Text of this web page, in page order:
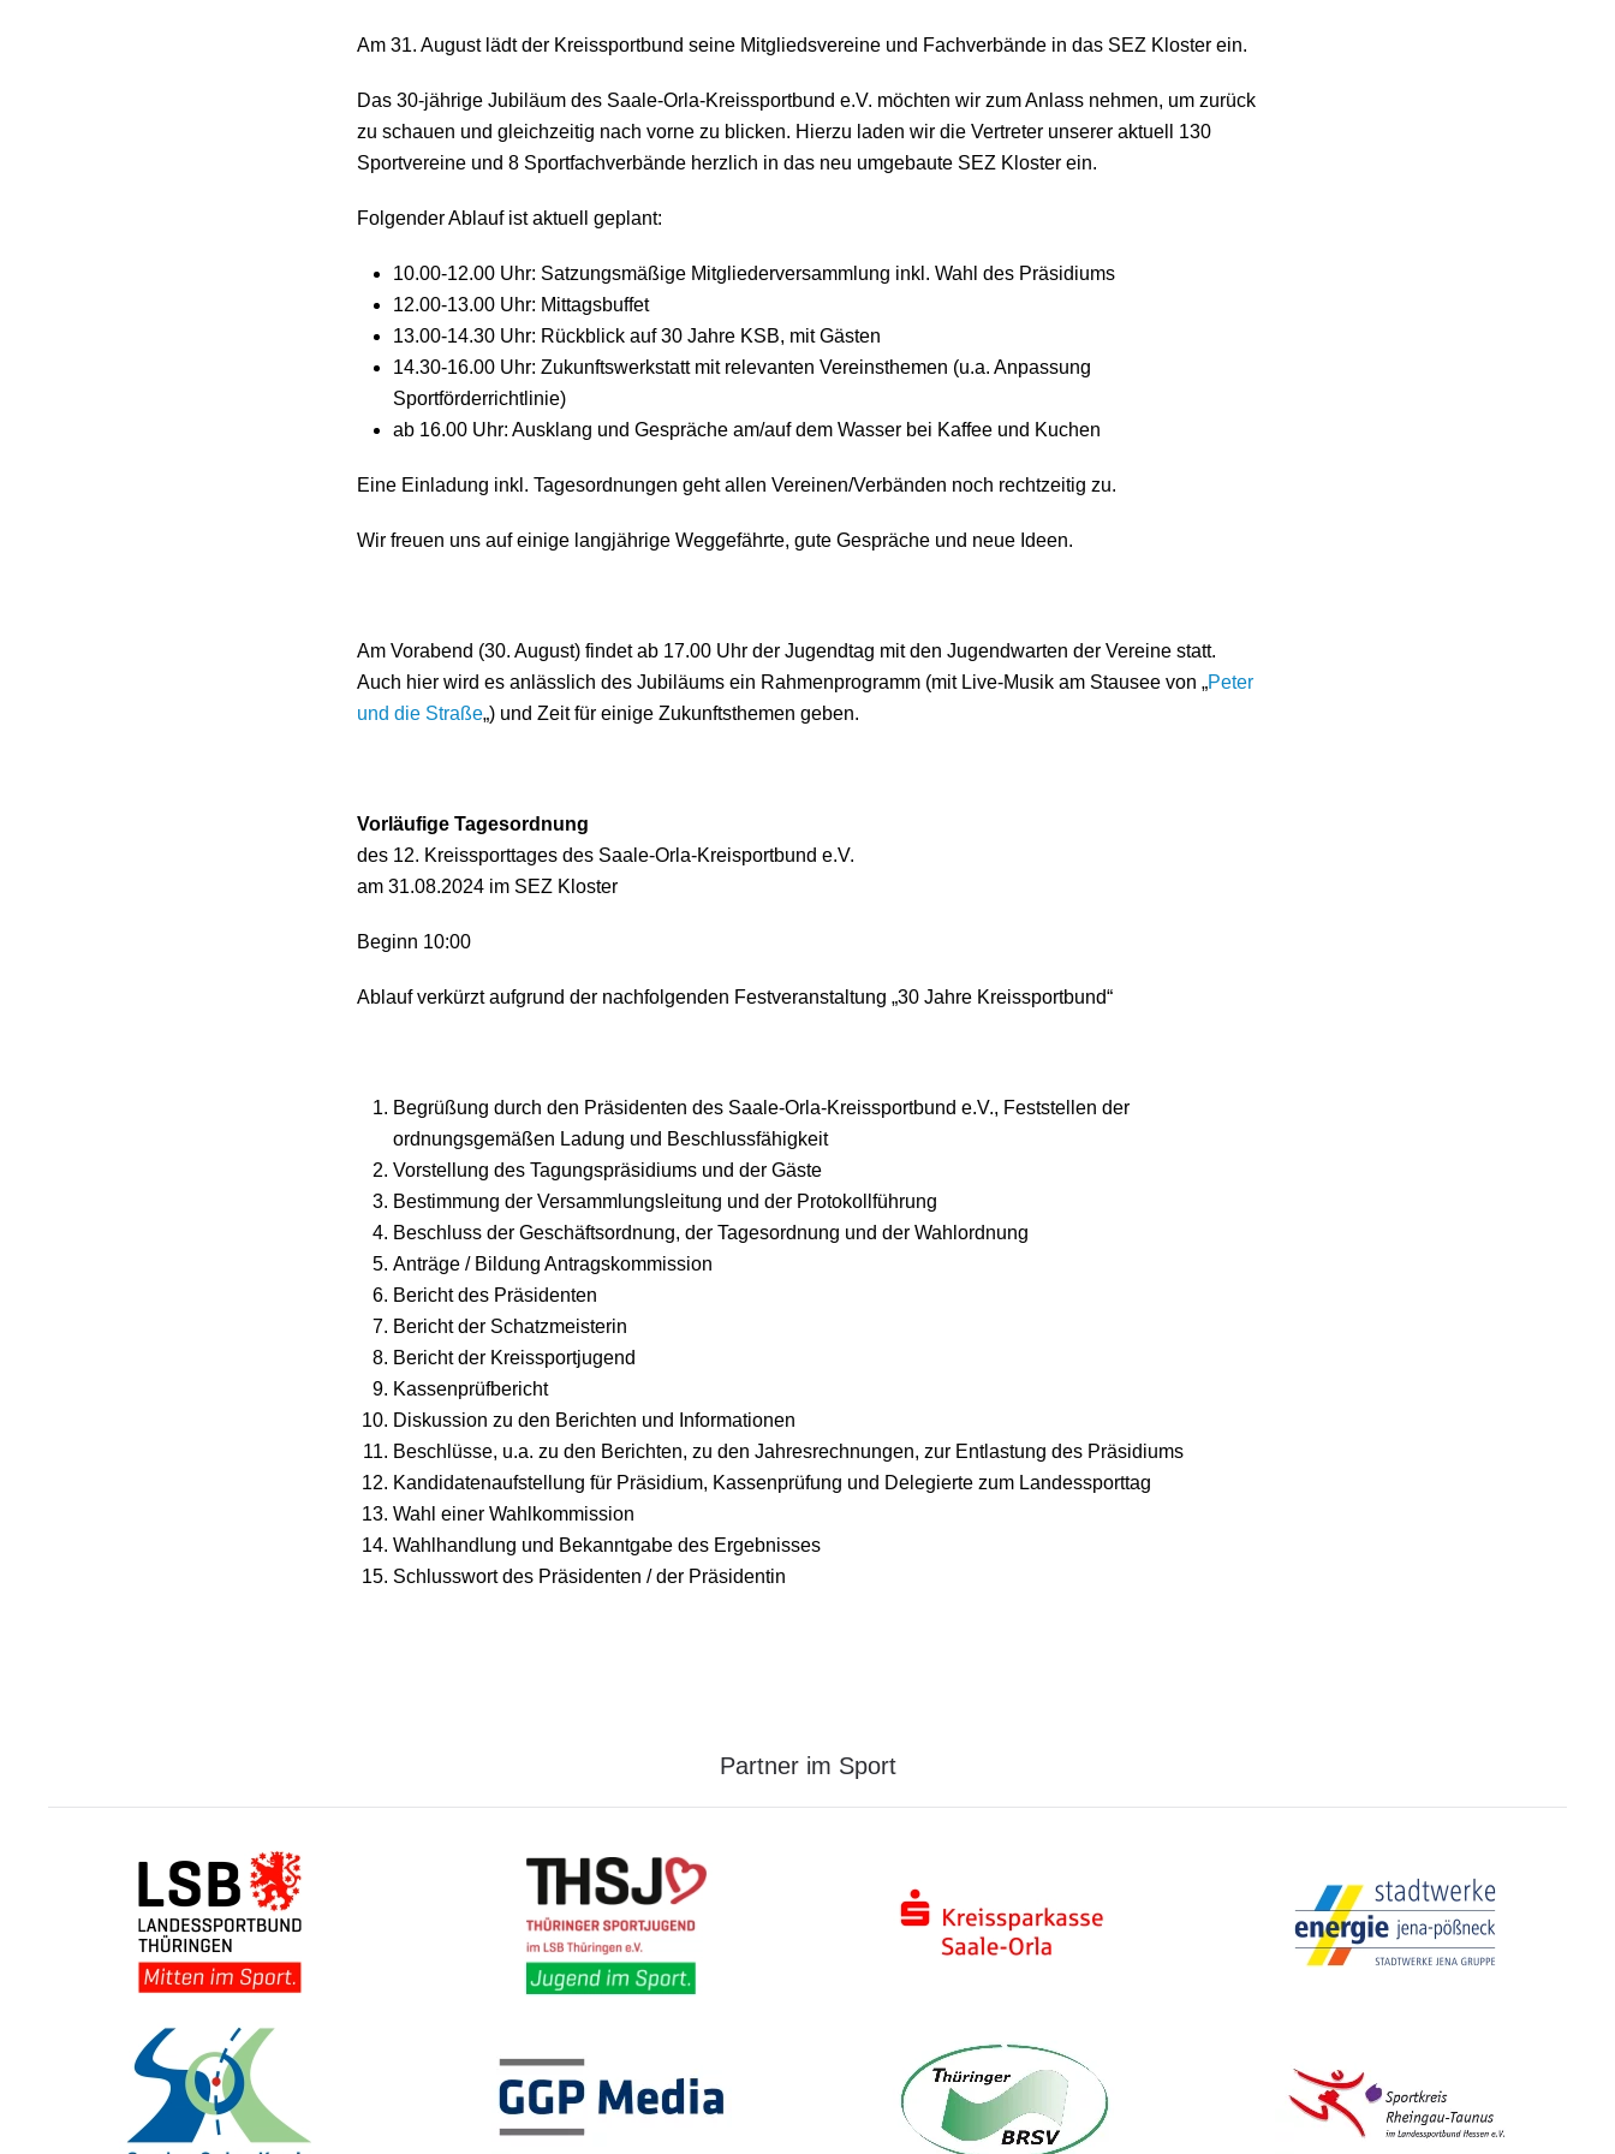
Am 31. August lädt der Kreissportbund seine Mitgliedsvereine und Fachverbände in das SEZ Kloster ein.
Das 30-jährige Jubiläum des Saale-Orla-Kreissportbund e.V. möchten wir zum Anlass nehmen, um zurück
zu schauen und gleichzeitig nach vorne zu blicken. Hierzu laden wir die Vertreter unserer aktuell 130
Sportvereine und 8 Sportfachverbände herzlich in das neu umgebaute SEZ Kloster ein.
Folgender Ablauf ist aktuell geplant:
10.00-12.00 Uhr: Satzungsmäßige Mitgliederversammlung inkl. Wahl des Präsidiums
12.00-13.00 Uhr: Mittagsbuffet
13.00-14.30 Uhr: Rückblick auf 30 Jahre KSB, mit Gästen
14.30-16.00 Uhr: Zukunftswerkstatt mit relevanten Vereinsthemen (u.a. Anpassung
Sportförderrichtlinie)
ab 16.00 Uhr: Ausklang und Gespräche am/auf dem Wasser bei Kaffee und Kuchen
Eine Einladung inkl. Tagesordnungen geht allen Vereinen/Verbänden noch rechtzeitig zu.
Wir freuen uns auf einige langjährige Weggefährte, gute Gespräche und neue Ideen.
Am Vorabend (30. August) findet ab 17.00 Uhr der Jugendtag mit den Jugendwarten der Vereine statt.
Auch hier wird es anlässlich des Jubiläums ein Rahmenprogramm (mit Live-Musik am Stausee von „Peter
und die Straße„) und Zeit für einige Zukunftsthemen geben.
Vorläufige Tagesordnung
des 12. Kreissporttages des Saale-Orla-Kreisportbund e.V.
am 31.08.2024 im SEZ Kloster
Beginn 10:00
Ablauf verkürzt aufgrund der nachfolgenden Festveranstaltung „30 Jahre Kreissportbund“
Begrüßung durch den Präsidenten des Saale-Orla-Kreissportbund e.V., Feststellen der
ordnungsgemäßen Ladung und Beschlussfähigkeit
Vorstellung des Tagungspräsidiums und der Gäste
Bestimmung der Versammlungsleitung und der Protokollführung
Beschluss der Geschäftsordnung, der Tagesordnung und der Wahlordnung
Anträge / Bildung Antragskommission
Bericht des Präsidenten
Bericht der Schatzmeisterin
Bericht der Kreissportjugend
Kassenprüfbericht
Diskussion zu den Berichten und Informationen
Beschlüsse, u.a. zu den Berichten, zu den Jahresrechnungen, zur Entlastung des Präsidiums
Kandidatenaufstellung für Präsidium, Kassenprüfung und Delegierte zum Landessporttag
Wahl einer Wahlkommission
Wahlhandlung und Bekanntgabe des Ergebnisses
Schlusswort des Präsidenten / der Präsidentin
Partner im Sport